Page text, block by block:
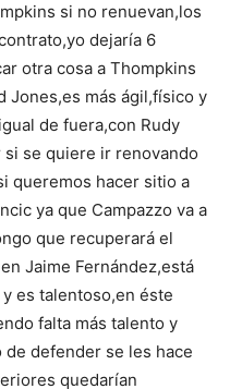
si no renuevan,los
dejaría 6
otra cosa a Thompkins
Jones,es más ágil,físico y
de fuera,con Rudy
se quiere ir renovando
queremos hacer sitio a
ya que Campazzo va a
que recuperará el
Jaime Fernández,está
es talentoso,en éste
falta más talento y
de defender se les hace
quedarían